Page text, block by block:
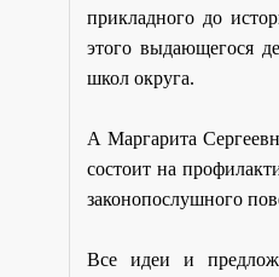
прикладного до
этого выдающегося
школ округа.
А Маргарита
состоит на
законопослушного
Все идеи и